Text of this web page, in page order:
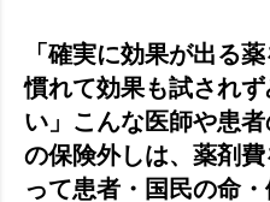
「確実に効果が出る
慣れて効果も試され
い」こんな医師や患
の保険外しは、薬剤
って患者・国民の命